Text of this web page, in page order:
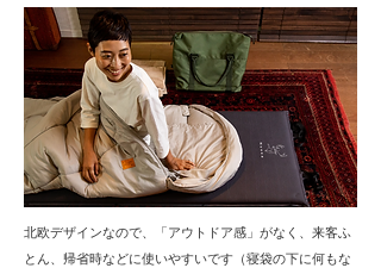
北欧デザインなので、「アウトドア感」がなく、来客ふ
とん、帰省時などに使いやすいです（寝袋の下に何もな